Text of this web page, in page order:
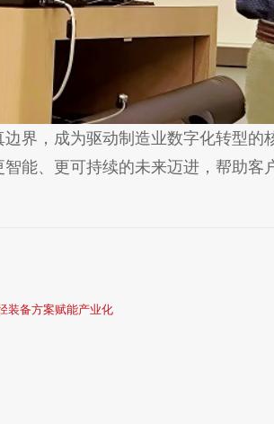
界，成为驱动制造业数字化转型
能、更可持续的未来迈进，帮助客
装备方案赋能产业化